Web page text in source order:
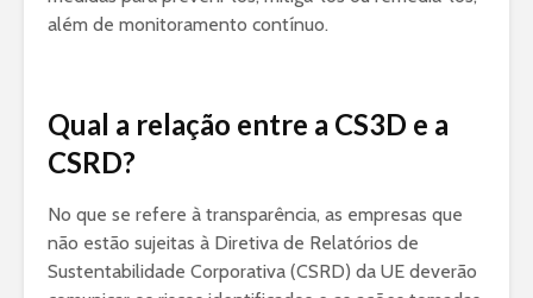
além de monitoramento contínuo.
Qual a relação entre a CS3D e a
CSRD?
No que se refere à transparência, as empresas que
não estão sujeitas à Diretiva de Relatórios de
Sustentabilidade Corporativa (CSRD) da UE deverão